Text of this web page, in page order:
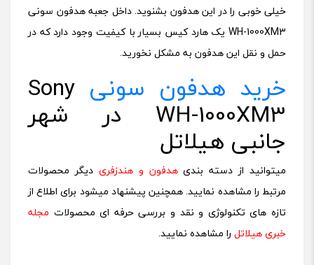
خیلی خوبی را در این هدفون بشنوید. داخل جعبه هدفون سونی
WH-1000XM3 یک هارد کیس بسیار با کیفیت وجود دارد که در
حمل و نقل این هدفون به مشکل نخورید.
خرید هدفون سونی Sony
WH-1000XM3 در شهر
جانبی هیلاتل
میتوانید از دسته بندیهدفون و هندزفری دیگر محصولات
مرتبط را مشاهده نمایید.همچنین پیشنهاد میشود برای اطلاع از
تازه های تکنولوژی و نقد و بررسی حرفه ای محصولات مجله
خبری هیلاتل را مشاهده نمایید.